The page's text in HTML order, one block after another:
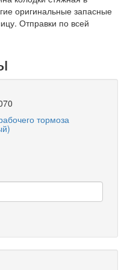
оригинальные запасные
Отправки по всей
тормоза